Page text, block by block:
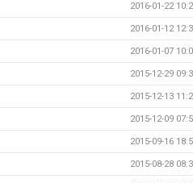
2016-01-22
2016-01-12
2016-01-07
2015-12-29
2015-12-13
2015-12-09
2015-09-16
2015-08-28